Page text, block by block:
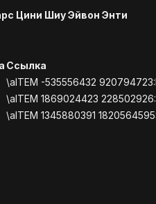
Цини Шиу Эйвон Энти
Ссылка
\aITEM -535556432
\aITEM 1869024423
\aITEM 1345880391